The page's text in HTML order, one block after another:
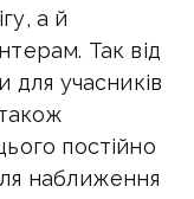
а й
Так від
для учасників
постійно
наближення